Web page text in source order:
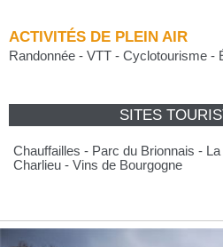
ACTIVITÉS DE PLEIN AIR
Randonnée - VTT - Cyclotourisme -
SITES
Chauffailles - Parc du Brionnais -
Charlieu - Vins de Bourgogne